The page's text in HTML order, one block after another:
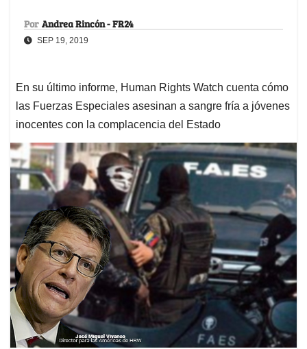
Por Andrea Rincón - FR24
SEP 19, 2019
En su último informe, Human Rights Watch cuenta cómo
las Fuerzas Especiales asesinan a sangre fría a jóvenes
inocentes con la complacencia del Estado